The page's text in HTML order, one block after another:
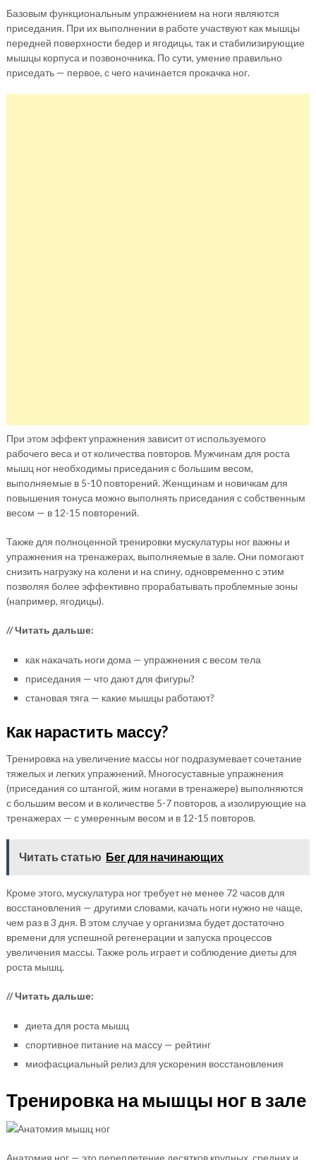
Базовым функциональным упражнением на ноги являются
приседания. При их выполнении в работе участвуют как мышцы
передней поверхности бедер и ягодицы, так и стабилизирующие
мышцы корпуса и позвоночника. По сути, умение правильно
приседать — первое, с чего начинается прокачка ног.
При этом эффект упражнения зависит от используемого
рабочего веса и от количества повторов. Мужчинам для роста
мышц ног необходимы приседания с большим весом,
выполняемые в 5-10 повторений. Женщинам и новичкам для
повышения тонуса можно выполнять приседания с собственным
весом — в 12-15 повторений.
Также для полноценной тренировки мускулатуры ног важны и
упражнения на тренажерах, выполняемые в зале. Они помогают
снизить нагрузку на колени и на спину, одновременно с этим
позволяя более эффективно прорабатывать проблемные зоны
(например, ягодицы).
// Читать дальше:
как накачать ноги дома — упражнения с весом тела
приседания — что дают для фигуры?
становая тяга — какие мышцы работают?
Как нарастить массу?
Тренировка на увеличение массы ног подразумевает сочетание
тяжелых и легких упражнений. Многосуставные упражнения
(приседания со штангой, жим ногами в тренажере) выполняются
с большим весом и в количестве 5-7 повторов, а изолирующие на
тренажерах — с умеренным весом и в 12-15 повторов.
Читать статью Бег для начинающих
Кроме этого, мускулатура ног требует не менее 72 часов для
восстановления — другими словами, качать ноги нужно не чаще,
чем раз в 3 дня. В этом случае у организма будет достаточно
времени для успешной регенерации и запуска процессов
увеличения массы. Также роль играет и соблюдение диеты для
роста мышц.
// Читать дальше:
диета для роста мышц
спортивное питание на массу — рейтинг
миофасциальный релиз для ускорения восстановления
Тренировка на мышцы ног в зале
Анатомия ног — это переплетение десятков крупных, средних и